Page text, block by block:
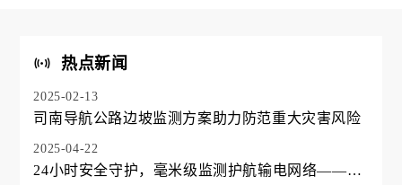
热点新闻
2025-02-13
司南导航公路边坡监测方案助力防范重大灾害风险
2025-04-22
24小时安全守护，毫米级监测护航输电网络——电